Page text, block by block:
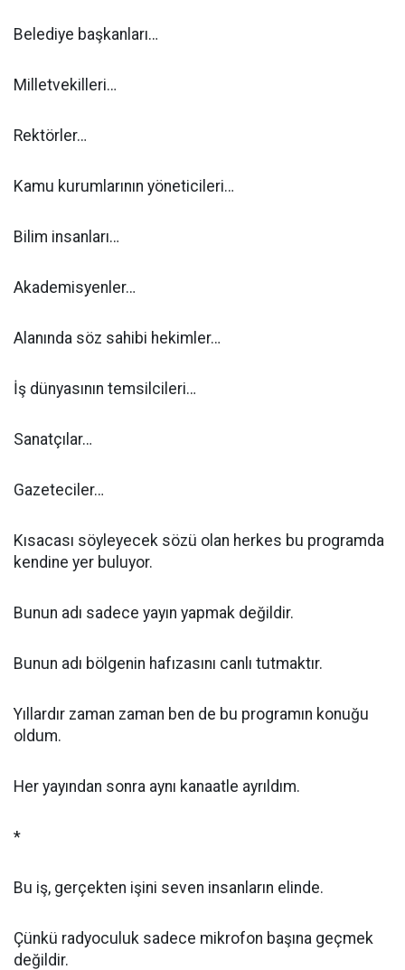
Belediye başkanları…
Milletvekilleri…
Rektörler…
Kamu kurumlarının yöneticileri…
Bilim insanları…
Akademisyenler…
Alanında söz sahibi hekimler…
İş dünyasının temsilcileri…
Sanatçılar…
Gazeteciler…
Kısacası söyleyecek sözü olan herkes bu programda
kendine yer buluyor.
Bunun adı sadece yayın yapmak değildir.
Bunun adı bölgenin hafızasını canlı tutmaktır.
Yıllardır zaman zaman ben de bu programın konuğu
oldum.
Her yayından sonra aynı kanaatle ayrıldım.
*
Bu iş, gerçekten işini seven insanların elinde.
Çünkü radyoculuk sadece mikrofon başına geçmek
değildir.